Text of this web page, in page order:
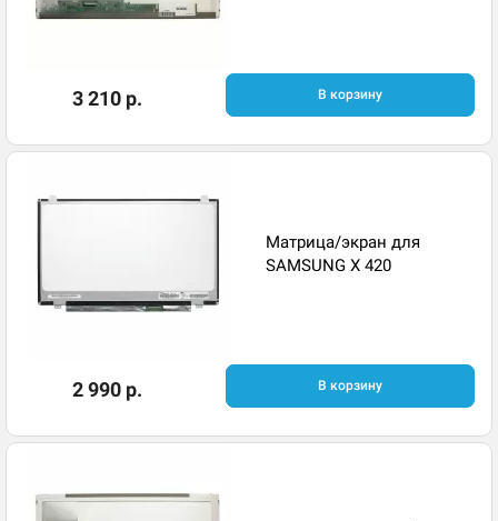
3 210 р. В корзину
Матрица/экран для
SAMSUNG X 420
2 990 р. В корзину